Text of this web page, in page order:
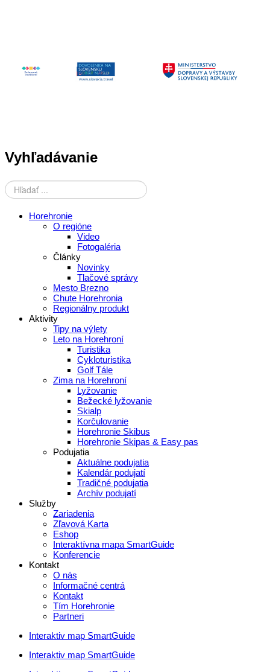
Vyhľadávanie
Horehronie
O regióne
Video
Fotogaléria
Články
Novinky
Tlačové správy
Mesto Brezno
Chute Horehronia
Regionálny produkt
Aktivity
Tipy na výlety
Leto na Horehroní
Turistika
Cykloturistika
Golf Tále
Zima na Horehroní
Lyžovanie
Bežecké lyžovanie
Skialp
Korčulovanie
Horehronie Skibus
Horehronie Skipas & Easy pas
Podujatia
Aktuálne podujatia
Kalendár podujatí
Tradičné podujatia
Archív podujatí
Služby
Zariadenia
Zľavová Karta
Eshop
Interaktívna mapa SmartGuide
Konferencie
Kontakt
O nás
Informačné centrá
Kontakt
Tím Horehronie
Partneri
Interaktiv map SmartGuide
Interaktiv map SmartGuide